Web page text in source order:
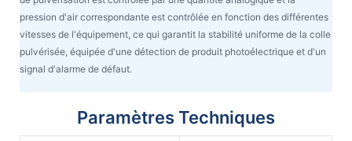
pression d'air correspondante est contrôlée en fonction des différentes
vitesses de l'équipement, ce qui garantit la stabilité uniforme de la colle
pulvérisée, équipée d'une détection de produit photoélectrique et d'un
signal d'alarme de défaut.
Paramètres Techniques